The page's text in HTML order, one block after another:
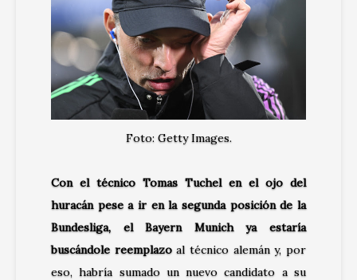
Foto: Getty Images.
Con el técnico Tomas Tuchel en el ojo del
huracán pese a ir en la segunda posición de la
Bundesliga, el Bayern Munich ya estaría
buscándole reemplazoal técnico alemán y, por
eso, habría sumado un nuevo candidato a su